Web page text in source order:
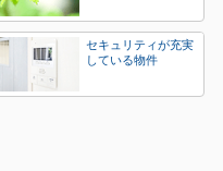
セキュリティが充実
している物件